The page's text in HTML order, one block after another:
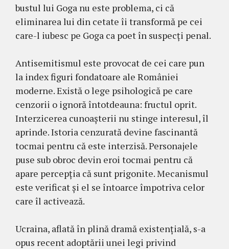
bustul lui Goga nu este problema, ci că
eliminarea lui din cetate îi transformă pe cei
care-l iubesc pe Goga ca poet în suspecți penal.
Antisemitismul este provocat de cei care pun
la index figuri fondatoare ale României
moderne. Există o lege psihologică pe care
cenzorii o ignoră întotdeauna: fructul oprit.
Interzicerea cunoașterii nu stinge interesul, îl
aprinde. Istoria cenzurată devine fascinantă
tocmai pentru că este interzisă. Personajele
puse sub obroc devin eroi tocmai pentru că
apare percepția că sunt prigonite. Mecanismul
este verificat și el se întoarce împotriva celor
care îl activează.
Ucraina, aflată în plină dramă existențială, s-a
opus recent adoptării unei legi privind